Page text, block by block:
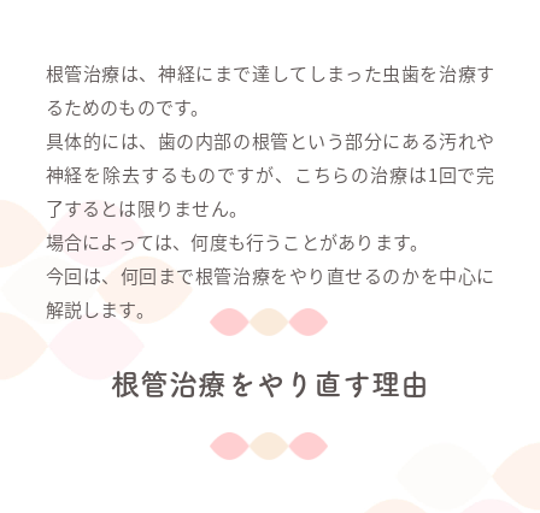
根管治療は、神経にまで達してしまった虫歯を治療す
るためのものです。
具体的には、歯の内部の根管という部分にある汚れや
神経を除去するものですが、こちらの治療は1回で完
了するとは限りません。
場合によっては、何度も行うことがあります。
今回は、何回まで根管治療をやり直せるのかを中心に
解説します。
根管治療をやり直す理由